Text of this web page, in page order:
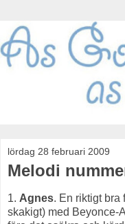
lördag 28 februari 2009
Melodi
1. Agnes. En riktigt bra
skakigt) med Beyonce-